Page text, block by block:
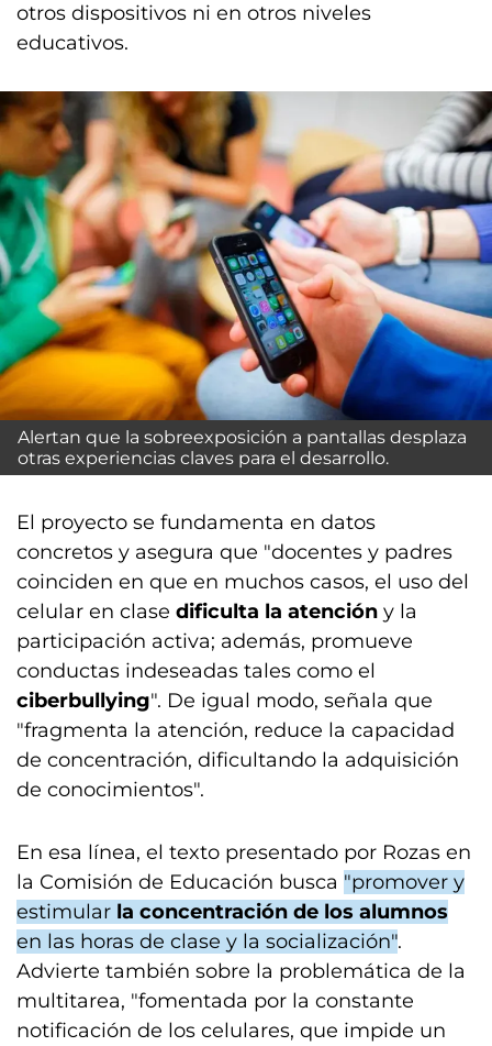
otros dispositivos ni en otros niveles
educativos.
Alertan que la sobreexposición a pantallas desplaza
otras experiencias claves para el desarrollo.
El proyecto se fundamenta en datos
concretos y asegura que "docentes y padres
coinciden en que en muchos casos, el uso del
celular en clase dificulta la atención y la
participación activa; además, promueve
conductas indeseadas tales como el
ciberbullying". De igual modo, señala que
"fragmenta la atención, reduce la capacidad
de concentración, dificultando la adquisición
de conocimientos".
En esa línea, el texto presentado por Rozas en
la Comisión de Educación busca "promover y
estimular la concentración de los alumnos
en las horas de clase y la socialización".
Advierte también sobre la problemática de la
multitarea, "fomentada por la constante
notificación de los celulares, que impide un